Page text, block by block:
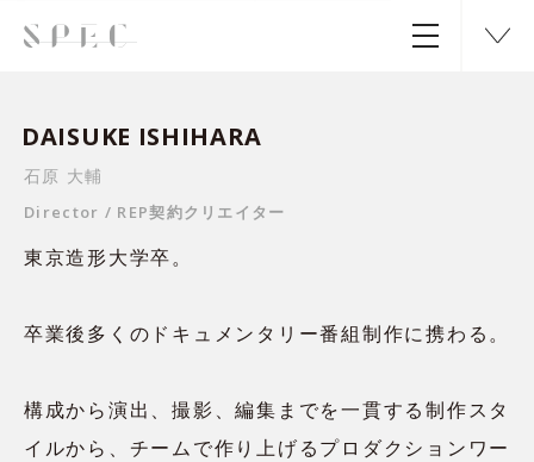
DAISUKE ISHIHARA
石原 大輔
Director REP契約クリエイター
東京造形大学卒。
卒業後多くのドキュメンタリー番組制作に携わる。
構成から演出、撮影、編集までを一貫する制作スタ
イルから、チームで作り上げるプロダクションワー